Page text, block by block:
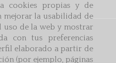
cookies propias y de
mejorar la usabilidad de
uso de la web y mostrar
con tus preferencias
elaborado a partir de
(por ejemplo, páginas